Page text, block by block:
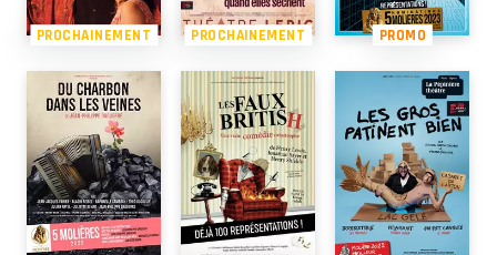
PROCHAINEMENT PROCHAINEMENT PROMO